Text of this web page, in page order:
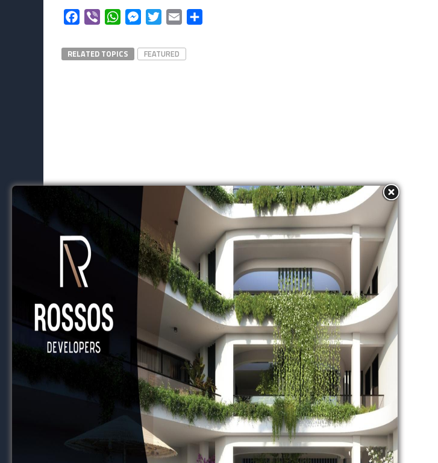
Facebook
Viber WhatsAppMessengerTwitterEmail
RELATED TOPICS FEATURED